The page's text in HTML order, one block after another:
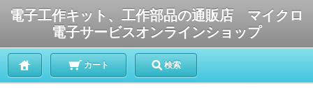
電子工作キット、工作部品の通販店 マイクロ
電子サービスオンラインショップ
カート 検索